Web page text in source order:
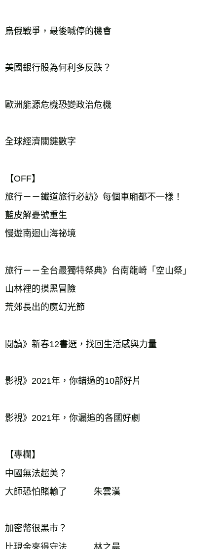
烏俄戰爭，最後喊停的機會
美國銀行股為何利多反跌？
歐洲能源危機恐變政治危機
全球經濟關鍵數字
【OFF】
旅行－－鐵道旅行必訪》每個車廂都不一樣！
藍皮解憂號重生
慢遊南迴山海祕境
旅行－－全台最獨特祭典》台南龍崎「空山祭」
山林裡的摸黑冒險
荒郊長出的魔幻光節
閱讀》新春12書選，找回生活感與力量
影視》2021年，你錯過的10部好片
影視》2021年，你漏追的各國好劇
【專欄】
中國無法超美？
大師恐怕賭輸了　　　朱雲漢
加密幣很黑市？
比現金來得守法　　　林之晨